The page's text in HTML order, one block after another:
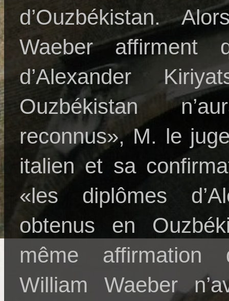
d’Ouzbékistan.
Waeber affirment
d’Alexander
Ouzbékistan
reconnus», M. le
italien et sa
«les diplômes
obtenus en
même
William Waeber